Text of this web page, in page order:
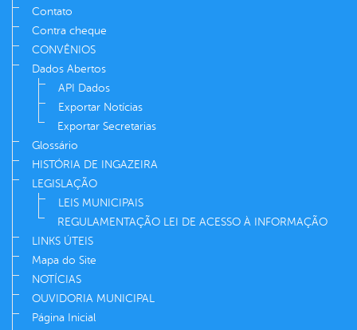
Contato
Contra cheque
CONVÊNIOS
Dados Abertos
API Dados
Exportar Notícias
Exportar Secretarias
Glossário
HISTÓRIA DE INGAZEIRA
LEGISLAÇÃO
LEIS MUNICIPAIS
REGULAMENTAÇÃO LEI DE ACESSO À INFORMAÇÃO
LINKS ÚTEIS
Mapa do Site
NOTÍCIAS
OUVIDORIA MUNICIPAL
Página Inicial